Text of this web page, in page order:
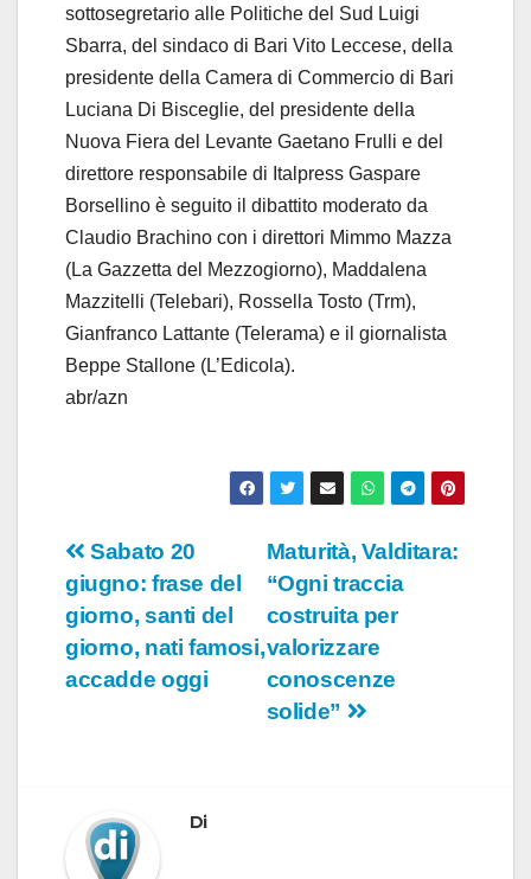
sottosegretario alle Politiche del Sud Luigi
Sbarra, del sindaco di Bari Vito Leccese, della
presidente della Camera di Commercio di Bari
Luciana Di Bisceglie, del presidente della
Nuova Fiera del Levante Gaetano Frulli e del
direttore responsabile di Italpress Gaspare
Borsellino è seguito il dibattito moderato da
Claudio Brachino con i direttori Mimmo Mazza
(La Gazzetta del Mezzogiorno), Maddalena
Mazzitelli (Telebari), Rossella Tosto (Trm),
Gianfranco Lattante (Telerama) e il giornalista
Beppe Stallone (L’Edicola).
abr/azn
Navigazione
articoli
Maturità, Valditara:
“Ogni traccia
costruita per
valorizzare
conoscenze
solide”
Sabato 20
giugno: frase del
giorno, santi del
giorno, nati famosi,
accadde oggi
Di